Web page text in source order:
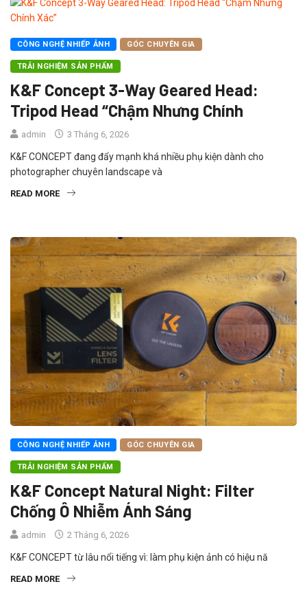
CÔNG NGHỆ NHIẾP ẢNH GÓC CHUYÊN GIA
TRẢI NGHIỆM SẢN PHẨM
K&F Concept 3-Way Geared Head:
Tripod Head “Chậm Nhưng Chính
admin 3 Tháng 6, 2026
K&F CONCEPT đang đẩy mạnh khá nhiều phụ kiện dành cho
photographer chuyên landscape và
READ MORE
CÔNG NGHỆ NHIẾP ẢNH GÓC CHUYÊN GIA
TRẢI NGHIỆM SẢN PHẨM
K&F Concept Natural Night: Filter
Chống Ô Nhiễm Ánh Sáng
admin 2 Tháng 6, 2026
K&F CONCEPT từ lâu nổi tiếng vì: làm phụ kiện ảnh có hiệu nă
READ MORE